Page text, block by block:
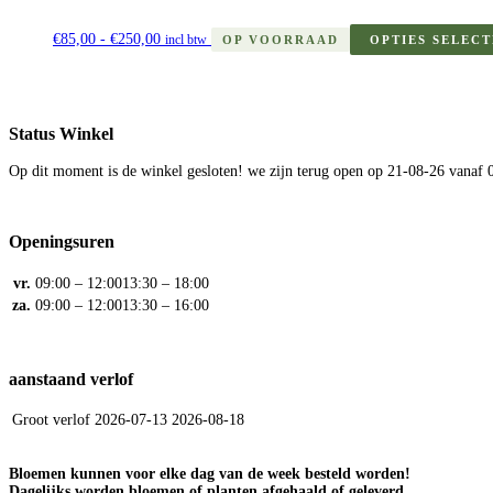
€85,00 - €250,00€85,00
incl btw OP VOORRAAD OPTIES
Status Winkel
Op dit moment is de winkel gesloten! we zijn terug open op 21-08-26 vanaf
Openingsuren
vr. 09:00 – 12:0013:30 – 18:00
za. 09:00 – 12:0013:30 – 16:00
aanstaand verlof
Groot verlof 2026-07-13 2026-08-18
Bloemen kunnen voor elke dag van de week besteld worden!